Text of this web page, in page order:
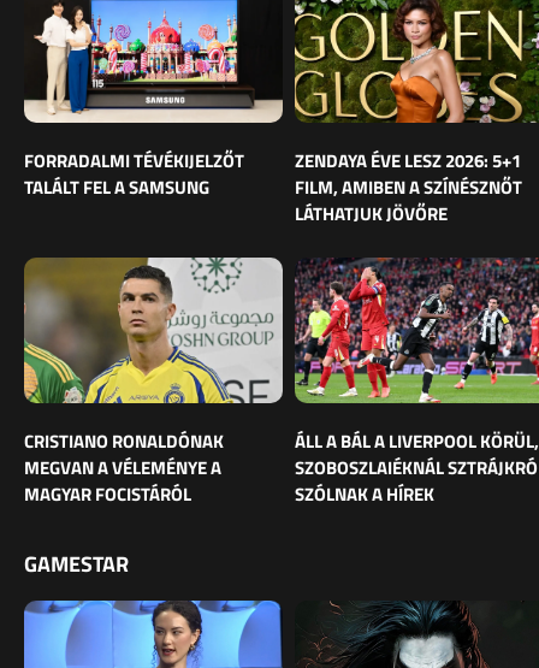
FORRADALMI TÉVÉKIJELZŐT
TALÁLT FEL A SAMSUNG
ZENDAYA ÉVE LESZ 2026: 5+1
FILM, AMIBEN A SZÍNÉSZNŐT
LÁTHATJUK JÖVŐRE
CRISTIANO RONALDÓNAK
MEGVAN A VÉLEMÉNYE A
MAGYAR FOCISTÁRÓL
ÁLL A BÁL A LIVERPOOL KÖRÜL,
SZOBOSZLAIÉKNÁL
SZÓLNAK A HÍREK
GAMESTAR